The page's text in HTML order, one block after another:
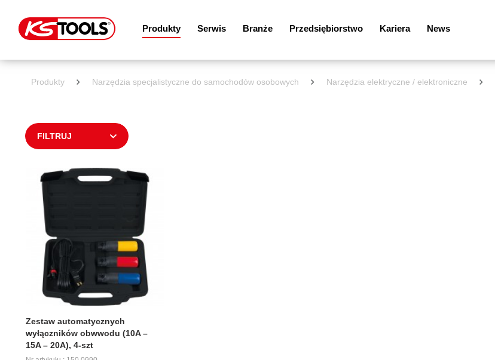
Produkty Serwis Branże Przedsiębiorstwo Kariera News
Produkty Narzędzia specjalistyczne do samochodów osobowych Narzędzia elektryczne / elektroniczne
FILTRUJ
Zestaw automatycznych
wyłączników obwwodu (10A –
15A – 20A), 4-szt